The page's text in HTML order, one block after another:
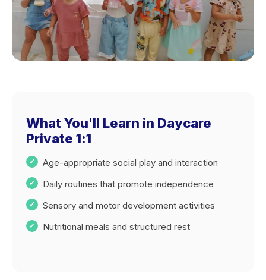
What You'll Learn in Daycare
Private 1:1
Age-appropriate social play and interaction
Daily routines that promote independence
Sensory and motor development activities
Nutritional meals and structured rest